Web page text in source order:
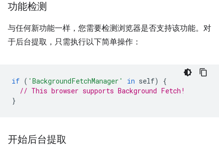
功能检测
与任何新功能一样，您需要检测浏览器是否支持该功能。对
于后台提取，只需执行以下简单操作：
if ( 'BackgroundFetchManager' in self)
{
// This browser supports Background Fetch!
}
开始后台提取